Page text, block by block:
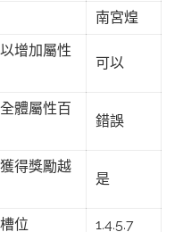
南宮煌
增加屬性
可以
體屬性百
錯誤
得獎勵越
是
位 1.4.5.7